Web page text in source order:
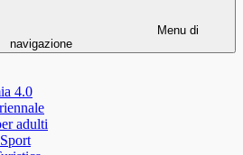
Menu di
navigazione
4.0
adulti